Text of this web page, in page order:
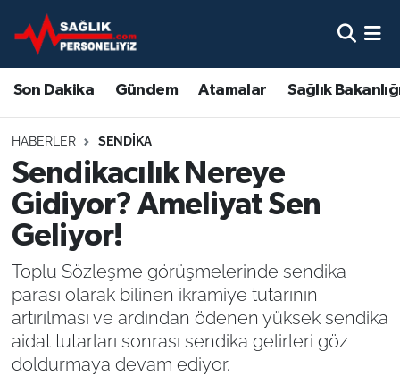
Son Dakika Gündem Atamalar Sağlık
HABERLER SENDIKA
Sendikacılık Nereye
Gidiyor? Ameliyat Sen
Geliyor!
Toplu Sözleşme görüşmelerinde sendika
parası olarak bilinen ikramiye tutarının
artırılması ve ardından ödenen yüksek sendika
aidat tutarları sonrası sendika gelirleri göz
doldurmaya devam ediyor.
Son Dakika
Gündem
Atamalar
Sağlık Bakanlığı
Mevzuat
Sendika
Sağlık Personeli Alımı
Nöbetçi Eczaneler
Hava Durumu
Namaz Vakitleri
Trafik Durumu
Süper Lig Puan Durumu ve Fikstür
Tüm Manşetler
Son Dakika Haberleri